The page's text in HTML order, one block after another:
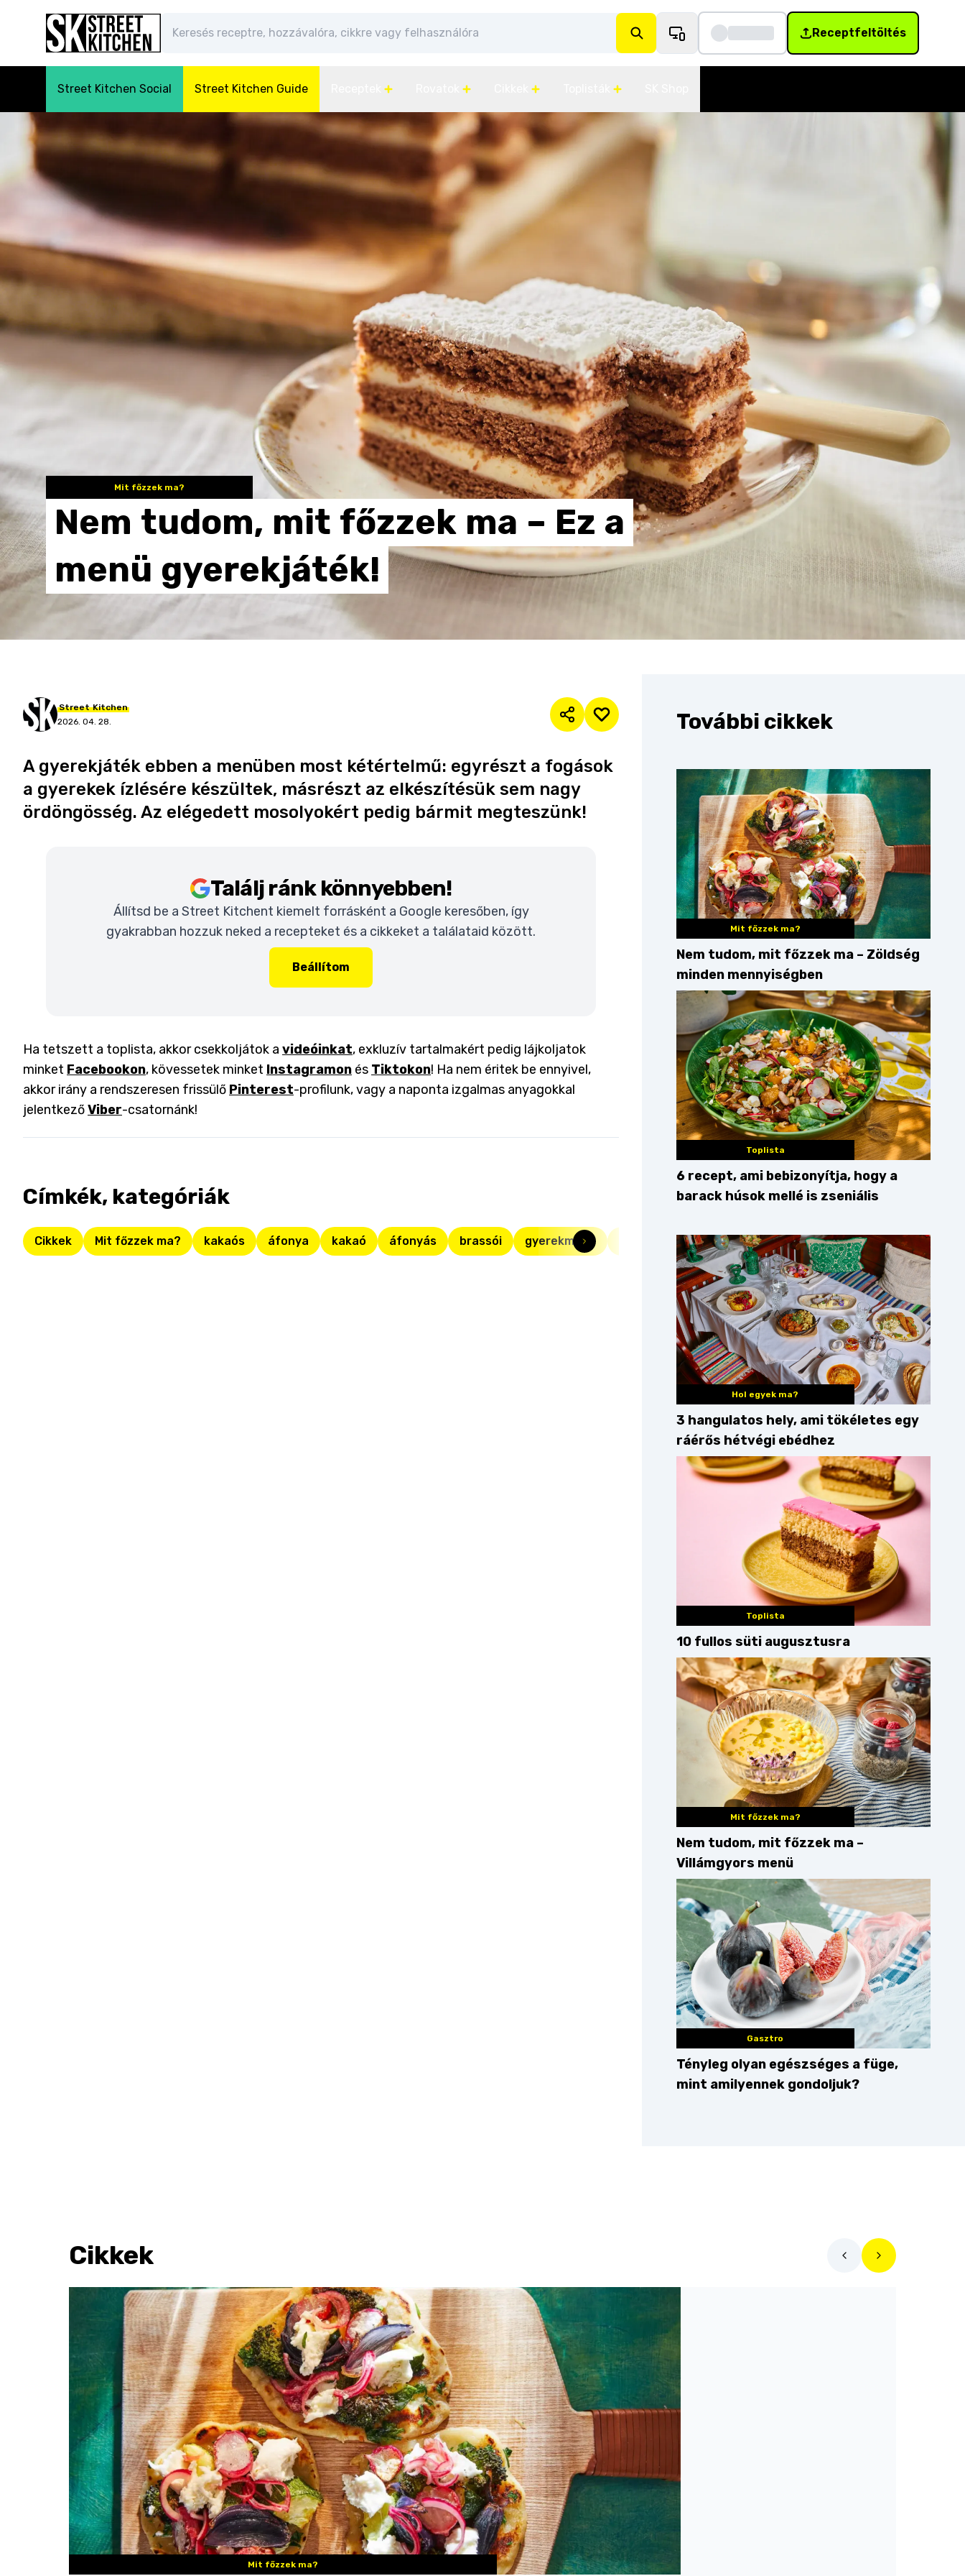
Receptfeltöltés
Street Kitchen Social Street Kitchen Guide
Mit főzzek ma?
Nem tudom, mit főzzek ma – Ez a
menü gyerekjáték!
Street Kitchen
2026. 04. 28.
A gyerekjáték ebben a menüben most kétértelmű: egyrészt a fogások
a gyerekek ízlésére készültek, másrészt az elkészítésük sem nagy
ördöngösség. Az elégedett mosolyokért pedig bármit megteszünk!
Találj ránk könnyebben!
Állítsd be a Street Kitchent kiemelt forrásként a Google keresőben, így
gyakrabban hozzuk neked a recepteket és a cikkeket a találataid között.
Beállítom
Ha tetszett a toplista, akkor csekkoljátok a videóinkat, exkluzív tartalmakért pedig lájkoljatok
minket Facebookon, kövessetek minket Instagramon és Tiktokon! Ha nem éritek be ennyivel,
akkor irány a rendszeresen frissülő Pinterest-profilunk, vagy a naponta izgalmas anyagokkal
jelentkezőViber-csatornánk!
Címkék, kategóriák
Cikkek Mit főzzek ma? kakaós áfonya kakaó áfonyás brassói gyerekmenü gyerek nem tudom mit főzzek mit
További cikkek
Mit főzzek ma?
Nem tudom, mit főzzek ma – Zöldség
minden mennyiségben
Toplista
6 recept, ami bebizonyítja, hogy a
barack húsok mellé is zseniális
Hol egyek ma?
3 hangulatos hely, ami tökéletes egy
ráérős hétvégi ebédhez
Toplista
10 fullos süti augusztusra
Mit főzzek ma?
Nem tudom, mit főzzek ma –
Villámgyors menü
Gasztro
Tényleg olyan egészséges a füge,
mint amilyennek gondoljuk?
Cikkek
Mit főzzek ma?